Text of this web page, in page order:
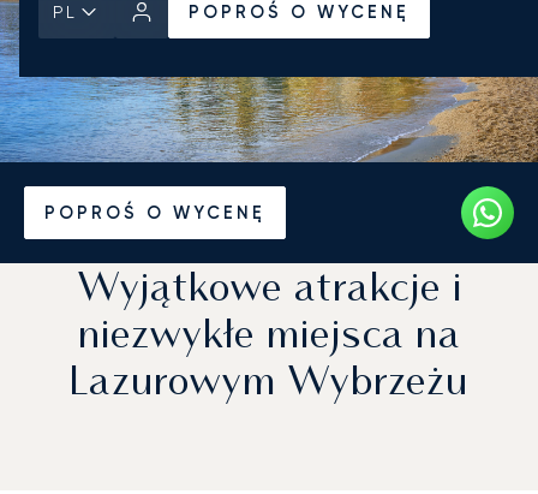
PL POPROŚ O WYCENĘ
POPROŚ O WYCENĘ
Wyjątkowe atrakcje i
niezwykłe miejsca na
Lazurowym Wybrzeżu